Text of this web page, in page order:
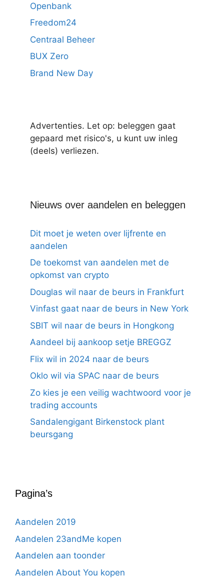
Openbank
Freedom24
Centraal Beheer
BUX Zero
Brand New Day
Advertenties. Let op: beleggen gaat
gepaard met risico's, u kunt uw inleg
(deels) verliezen.
Nieuws over aandelen en beleggen
Dit moet je weten over lijfrente en
aandelen
De toekomst van aandelen met de
opkomst van crypto
Douglas wil naar de beurs in Frankfurt
Vinfast gaat naar de beurs in New York
SBIT wil naar de beurs in Hongkong
Aandeel bij aankoop setje BREGGZ
Flix wil in 2024 naar de beurs
Oklo wil via SPAC naar de beurs
Zo kies je een veilig wachtwoord voor je
trading accounts
Sandalengigant Birkenstock plant
beursgang
Pagina’s
Aandelen 2019
Aandelen 23andMe kopen
Aandelen aan toonder
Aandelen About You kopen